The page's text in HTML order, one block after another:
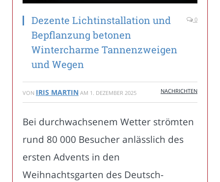
Dezente Lichtinstallation und
Bepflanzung betonen
Wintercharme Tannenzweigen
und Wegen
0
VON IRIS MARTIN AM 1. DEZEMBER 2025 NACHRICHTEN
Bei durchwachsenem Wetter strömten
rund 80 000 Besucher anlässlich des
ersten Advents in den
Weihnachtsgarten des Deutsch-